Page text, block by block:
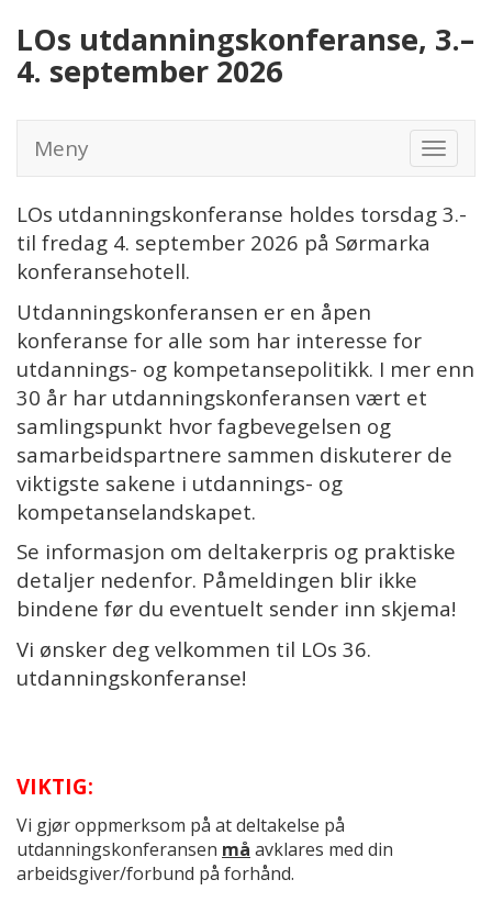
LOs utdanningskonferanse, 3.–
4. september 2026
Meny
Vis
meny
LOs utdanningskonferanse holdes torsdag 3.-
til fredag 4. september 2026 på Sørmarka
konferansehotell.
Utdanningskonferansen er en åpen
konferanse for alle som har interesse for
utdannings- og kompetansepolitikk. I mer enn
30 år har utdanningskonferansen vært et
samlingspunkt hvor fagbevegelsen og
samarbeidspartnere sammen diskuterer de
viktigste sakene i utdannings- og
kompetanselandskapet.
Se informasjon om deltakerpris og praktiske
detaljer nedenfor. Påmeldingen blir ikke
bindene før du eventuelt sender inn skjema!
Vi ønsker deg velkommen til LOs 36.
utdanningskonferanse!
VIKTIG:
Vi gjør oppmerksom på at deltakelse på
utdanningskonferansen må avklares med din
arbeidsgiver/forbund på forhånd.